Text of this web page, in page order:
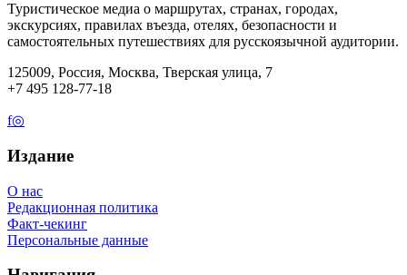
Туристическое медиа о маршрутах, странах, городах,
экскурсиях, правилах въезда, отелях, безопасности и
самостоятельных путешествиях для русскоязычной аудитории.
125009, Россия, Москва, Тверская улица, 7
+7 495 128-77-18
f◎
Издание
О нас
Редакционная политика
Факт-чекинг
Персональные данные